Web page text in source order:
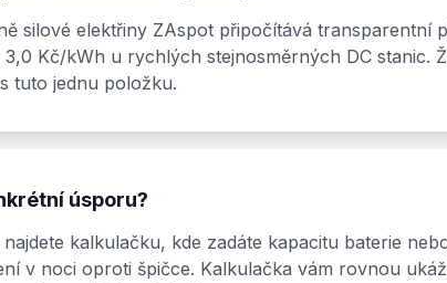
silové elektřiny ZAspot připočítává transparentní
3,0 Kč/kWh u rychlých stejnosměrných DC stanic.
tuto jednu položku.
úsporu?
kalkulačku, kde zadáte kapacitu baterie
v noci oproti špičce. Kalkulačka vám rovnou